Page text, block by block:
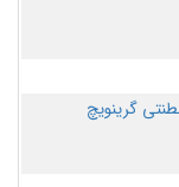
گرینویچ